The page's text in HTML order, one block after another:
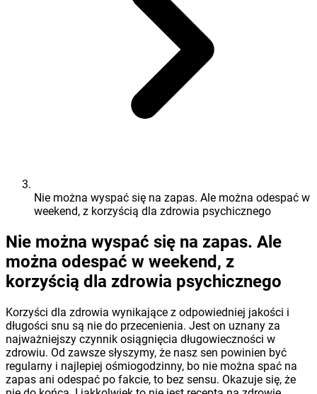
Nie można wyspać się na zapas. Ale można odespać w
weekend, z korzyścią dla zdrowia psychicznego
Nie można wyspać się na zapas. Ale
można odespać w weekend, z
korzyścią dla zdrowia psychicznego
Korzyści dla zdrowia wynikające z odpowiedniej jakości i
długości snu są nie do przecenienia. Jest on uznany za
najważniejszy czynnik osiągnięcia długowieczności w
zdrowiu. Od zawsze słyszymy, że nasz sen powinien być
regularny i najlepiej ośmiogodzinny, bo nie można spać na
zapas ani odespać po fakcie, to bez sensu. Okazuje się, że